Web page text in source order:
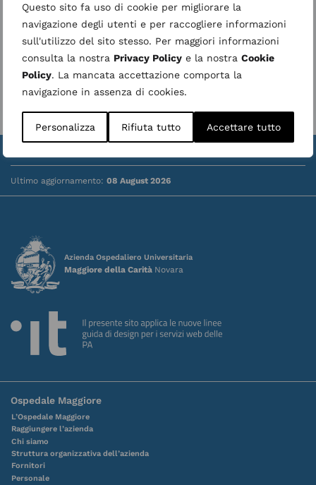
Questo sito fa uso di cookie per migliorare la
navigazione degli utenti e per raccogliere informazioni
sull'utilizzo del sito stesso. Per maggiori informazioni
consulta la nostra Privacy Policy e la nostra Cookie
Policy. La mancata accettazione comporta la
navigazione in assenza di cookies.
Personalizza Rifiuta tutto Accettare tutto
+
Servizi per i pazienti e i loro
familiari
Tutela del paziente
Ultimo aggiornamento: 08 August 2026
Azienda Ospedaliero Universitaria
Maggiore della Carità Novara
Ospedale Maggiore
L’Ospedale Maggiore
Raggiungere l’azienda
Chi siamo
Struttura organizzativa dell’azienda
Fornitori
Personale